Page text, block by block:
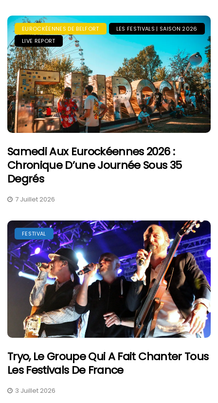
EUROCKÉENNES DE BELFORT
LES FESTIVALS | SAISON 2026
LIVE REPORT
Samedi Aux Eurockéennes 2026 :
Chronique D’une Journée Sous 35
Degrés
7 Juillet 2026
FESTIVAL
Tryo, Le Groupe Qui A Fait Chanter Tous
Les Festivals De France
3 Juillet 2026